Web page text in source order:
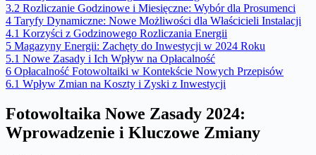
3.2 Rozliczanie Godzinowe i Miesięczne: Wybór dla Prosumenci
4 Taryfy Dynamiczne: Nowe Możliwości dla Właścicieli Instalacji
4.1 Korzyści z Godzinowego Rozliczania Energii
5 Magazyny Energii: Zachęty do Inwestycji w 2024 Roku
5.1 Nowe Zasady i Ich Wpływ na Opłacalność
6 Opłacalność Fotowoltaiki w Kontekście Nowych Przepisów
6.1 Wpływ Zmian na Koszty i Zyski z Inwestycji
Fotowoltaika Nowe Zasady 2024:
Wprowadzenie i Kluczowe Zmiany